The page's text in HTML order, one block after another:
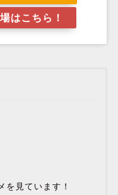
はこちら！
を見ています！